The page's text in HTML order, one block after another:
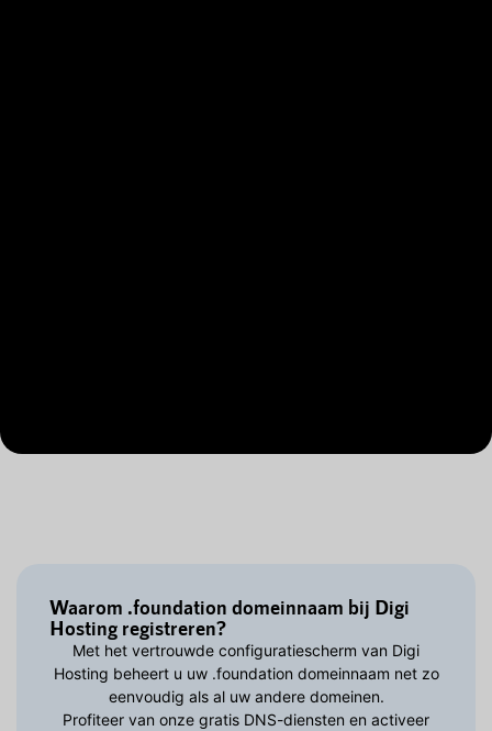
Waarom .foundation domeinnaam bij Digi
Hosting registreren?
Met het vertrouwde configuratiescherm van Digi
Hosting beheert u uw .foundation domeinnaam net zo
eenvoudig als al uw andere domeinen.
Profiteer van onze gratis DNS-diensten en activeer